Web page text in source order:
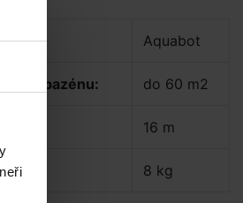
Aquabot
bazénu: do 60 m2
16 m
8 kg